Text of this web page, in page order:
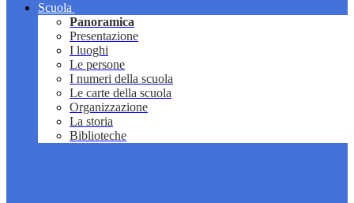
Scuola
Panoramica
Presentazione
I luoghi
Le persone
I numeri della scuola
Le carte della scuola
Organizzazione
La storia
Biblioteche